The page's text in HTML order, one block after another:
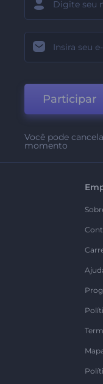
Participar
Você pode
momento